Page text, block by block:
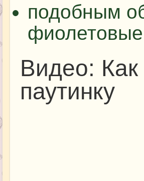
подобным
Видео:
паутинку